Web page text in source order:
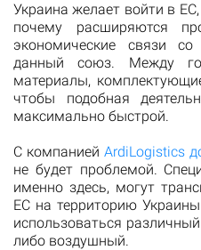
Украина желает войти в
почему расширяются
экономические связи
данный союз. Между
материалы,
чтобы подобная
максимально быстрой.
С компанией ArdiLogistics
не будет проблемой.
именно здесь, могут
ЕС на территорию
использоваться
либо воздушный.